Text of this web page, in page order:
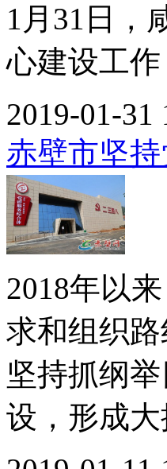
1月31日，
心建设工
2019-01-31
赤壁市坚
2018年以
求和组织
坚持抓纲
设，形成